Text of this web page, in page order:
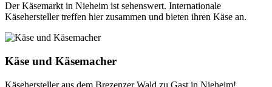
Der Käsemarkt in Nieheim ist sehenswert. Internationale
Käsehersteller treffen hier zusammen und bieten ihren Käse an.
Käse und Käsemacher
Käsehersteller aus dem Brezenzer Wald zu Gast in Nieheim!